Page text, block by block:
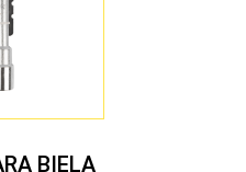
BIELA